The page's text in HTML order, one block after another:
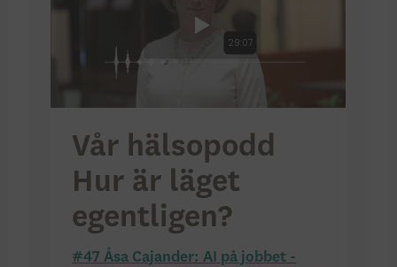
Vår hälsopodd
Hur är läget
egentligen?
#47 Åsa Cajander: AI på jobbet -